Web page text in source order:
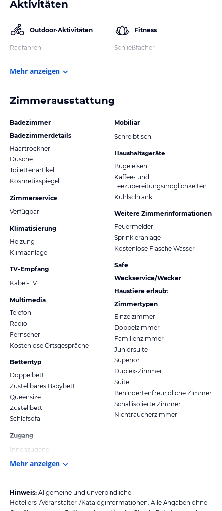
Aktivitäten
Outdoor-Aktivitäten
Radfahren
Fitness
Schließfächer
Mehr anzeigen
Zimmerausstattung
Badezimmer
Badezimmerdetails
Haartrockner
Dusche
Toilettenartikel
Kosmetikspiegel
Zimmerservice
Verfügbar
Klimatisierung
Heizung
Klimaanlage
TV-Empfang
Kabel-TV
Multimedia
Telefon
Radio
Fernseher
Kostenlose Ortsgespräche
Bettentyp
Doppelbett
Zustellbares Babybett
Queensize
Zustellbett
Schlafsofa
Zugang
Innenzugang
Mobiliar
Schreibtisch
Haushaltsgeräte
Bügeleisen
Kaffee- und
Teezubereitungsmöglichkeiten
Kühlschrank
Weitere Zimmerinformationen
Feuermelder
Sprinkleranlage
Kostenlose Flasche Wasser
Safe
Weckservice/Wecker
Haustiere erlaubt
Zimmertypen
Einzelzimmer
Doppelzimmer
Familienzimmer
Juniorsuite
Superior
Duplex-Zimmer
Suite
Behindertenfreundliche Zimmer
Schallisolierte Zimmer
Nichtraucherzimmer
Mehr anzeigen
Hinweis: Allgemeine und unverbindliche
Hoteliers-/Veranstalter-/Kataloginformationen. Alle Angaben ohne